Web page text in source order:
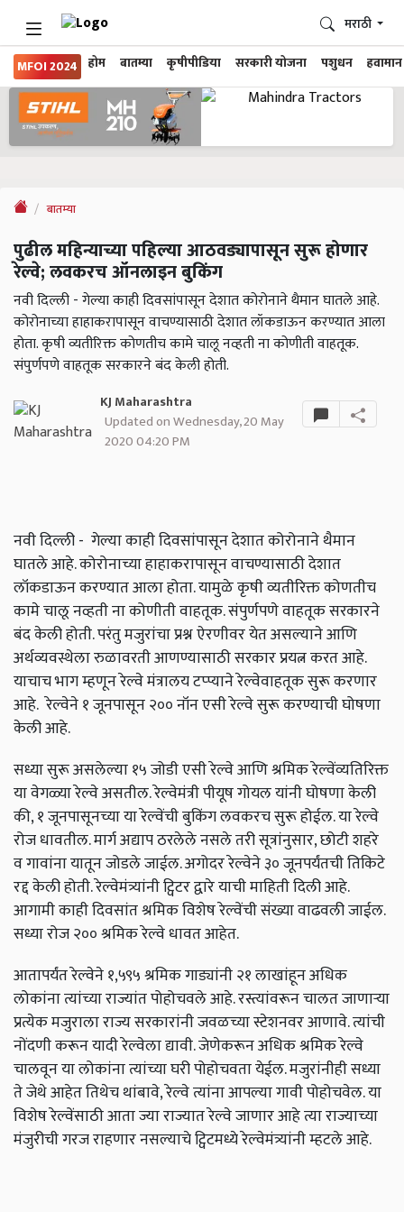
MFOI 2024 होम बातम्या कृषीपीडिया सरकारी योजना पशुधन हवामान
मराठी
बातम्या
पुढील महिन्याच्या पहिल्या आठवड्यापासून सुरू होणार
रेल्वे; लवकरच ऑनलाइन बुकिंग
नवी दिल्ली - गेल्या काही दिवसांपासून देशात कोरोनाने थैमान घातले आहे.
कोरोनाच्या हाहाकरापासून वाचण्यासाठी देशात लॉकडाऊन करण्यात आला
होता. कृषी व्यतीरिक्त कोणतीच कामे चालू नव्हती ना कोणीती वाहतूक.
संपुर्णपणे वाहतूक सरकारने बंद केली होती.
KJ Maharashtra
Updated on Wednesday, 20 May
2020 04:20 PM
नवी दिल्ली - गेल्या काही दिवसांपासून देशात कोरोनाने थैमान
घातले आहे. कोरोनाच्या हाहाकरापासून वाचण्यासाठी देशात
लॉकडाऊन करण्यात आला होता. यामुळे कृषी व्यतीरिक्त कोणतीच
कामे चालू नव्हती ना कोणीती वाहतूक. संपुर्णपणे वाहतूक सरकारने
बंद केली होती. परंतु मजुरांचा प्रश्न ऐरणीवर येत असल्याने आणि
अर्थव्यवस्थेला रुळावरती आणण्यासाठी सरकार प्रयत्न करत आहे.
याचाच भाग म्हणून रेल्वे मंत्रालय टप्प्याने रेल्वेवाहतूक सुरू करणार
आहे. रेल्वेने १ जूनपासून २०० नॉन एसी रेल्वे सुरू करण्याची घोषणा
केली आहे.
सध्या सुरू असलेल्या १५ जोडी एसी रेल्वे आणि श्रमिक रेल्वेंव्यतिरिक्त
या वेगळ्या रेल्वे असतील. रेल्वेमंत्री पीयूष गोयल यांनी घोषणा केली
की, १ जूनपासूनच्या या रेल्वेंची बुकिंग लवकरच सुरू होईल. या रेल्वे
रोज धावतील. मार्ग अद्याप ठरलेले नसले तरी सूत्रांनुसार, छोटी शहरे
व गावांना यातून जोडले जाईल. अगोदर रेल्वेने ३० जूनपर्यंतची तिकिटे
रद्द केली होती. रेल्वेमंत्र्यांनी ट्विटर द्वारे याची माहिती दिली आहे.
आगामी काही दिवसांत श्रमिक विशेष रेल्वेंची संख्या वाढवली जाईल.
सध्या रोज २०० श्रमिक रेल्वे धावत आहेत.
आतापर्यंत रेल्वेने १,५९५ श्रमिक गाड्यांनी २१ लाखांहून अधिक
लोकांना त्यांच्या राज्यांत पोहोचवले आहे. रस्त्यांवरून चालत जाणाऱ्या
प्रत्येक मजुराला राज्य सरकारांनी जवळच्या स्टेशनवर आणावे. त्यांची
नोंदणी करून यादी रेल्वेला द्यावी. जेणेकरून अधिक श्रमिक रेल्वे
चालवून या लोकांना त्यांच्या घरी पोहोचवता येईल. मजुरांनीही सध्या
ते जेथे आहेत तिथेच थांबावे, रेल्वे त्यांना आपल्या गावी पोहोचवेल. या
विशेष रेल्वेंसाठी आता ज्या राज्यात रेल्वे जाणार आहे त्या राज्याच्या
मंजुरीची गरज राहणार नसल्याचे ट्विटमध्ये रेल्वेमंत्र्यांनी म्हटले आहे.